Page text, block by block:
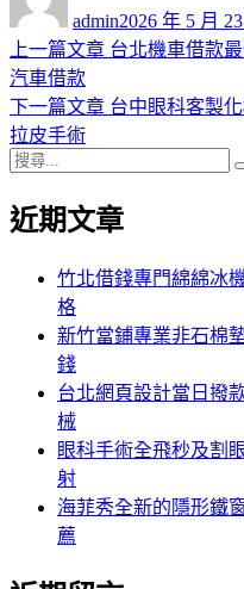
admin佈
日
2026 年 5 月 23
文
章
導
覽
上一篇文章 上
篇
台北機車借款
汽車借款
下一篇文章 下
章:
台中眼科客製
拉皮手術
搜
關
近期文章
竹北借錢專門綿綿冰
格
新竹當鋪專業非石棉
錢
台北網頁設計當日撥
械
眼科手術全飛秒及割
射
海菲秀全新的隱形鐵
薦